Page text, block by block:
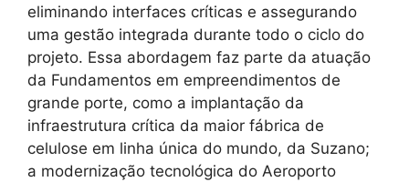
eliminando interfaces críticas e assegurando
uma gestão integrada durante todo o ciclo do
projeto. Essa abordagem faz parte da atuação
da Fundamentos em empreendimentos de
grande porte, como a implantação da
infraestrutura crítica da maior fábrica de
celulose em linha única do mundo, da Suzano;
a modernização tecnológica do Aeroporto